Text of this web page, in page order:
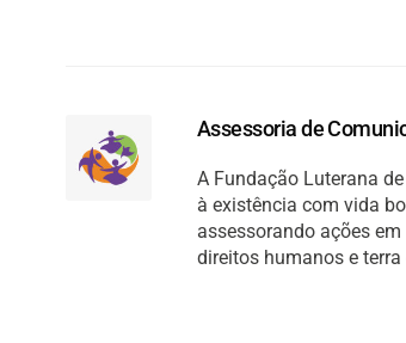
Assessoria de
A Fundação Luterana
à existência com vida
assessorando ações
direitos humanos e terra